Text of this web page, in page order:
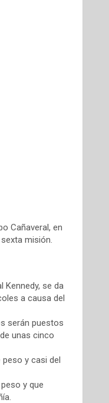
Cañaveral, en
misión.
Kennedy, se da
a causa del
serán puestos
unas cinco
y casi del
y que